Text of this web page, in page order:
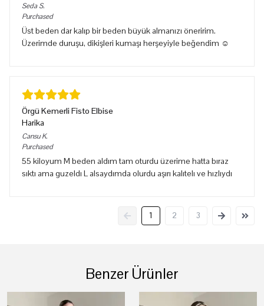
Seda S.
Purchased
Üst beden dar kalıp bir beden büyük almanızı öneririm.
Üzerimde duruşu, dikişleri kumaşı herşeyiyle beğendim ☺️
Örgü Kemerli Fisto Elbise
Harika
Cansu K.
Purchased
55 kiloyum M beden aldım tam oturdu üzerime hatta bıraz
sıktı ama guzeldı L alsaydımda olurdu aşırı kalıtelı ve hızlıydı
1 2 3
Benzer Ürünler